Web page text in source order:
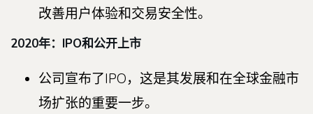
改善用户体验和交易安全性。
2020年：IPO和公开上市
公司宣布了IPO，这是其发展和在全球金融市
场扩张的重要一步。